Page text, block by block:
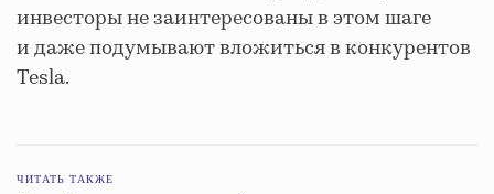
инвесторы не заинтересованы в этом шаге
и даже подумывают вложиться в конкурентов
Tesla.
ЧИТАТЬ ТАКЖЕ